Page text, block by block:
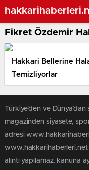
Fikret Özdemir
Hakkari Bellerine
Temizliyorlar
Türkiye'den ve Dünya’dan
magazinden siyasete,
adresi
alıntı yapılamaz, kanuna